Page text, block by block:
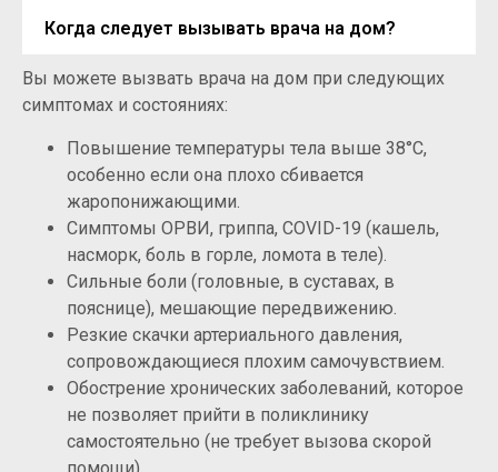
Когда следует вызывать врача на дом?
Вы можете вызвать врача на дом при следующих
симптомах и состояниях:
Повышение температуры тела выше 38°C,
особенно если она плохо сбивается
жаропонижающими.
Симптомы ОРВИ, гриппа, COVID-19 (кашель,
насморк, боль в горле, ломота в теле).
Сильные боли (головные, в суставах, в
пояснице), мешающие передвижению.
Резкие скачки артериального давления,
сопровождающиеся плохим самочувствием.
Обострение хронических заболеваний, которое
не позволяет прийти в поликлинику
самостоятельно (не требует вызова скорой